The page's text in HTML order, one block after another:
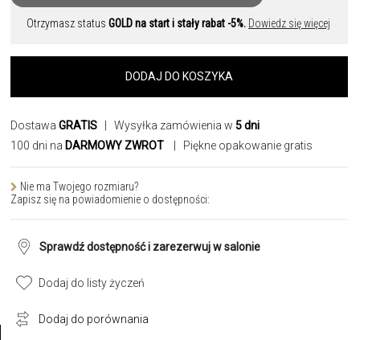
Otrzymasz status GOLD na start i stały rabat -5%. Dowiedz się więcej
DODAJ DO KOSZYKA
Dostawa GRATIS | Wysyłka zamówienia w 5 dni
100 dni na DARMOWY ZWROT | Piękne opakowanie gratis
Nie ma Twojego rozmiaru?
Zapisz się na powiadomienie o dostępności:
Sprawdź dostępność i zarezerwuj w salonie
Dodaj do listy życzeń
Dodaj do porównania